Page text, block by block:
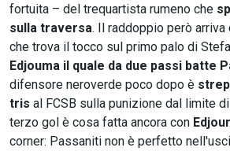
fortuita – del trequartista rumeno che
sulla traversa. Il raddoppio però
che trova il tocco sul primo palo di
Edjouma il quale da due passi batte
difensore neroverde poco dopo è
tris al FCSB sulla punizione dal limite
terzo gol è cosa fatta ancora con
corner: Passaniti non è perfetto